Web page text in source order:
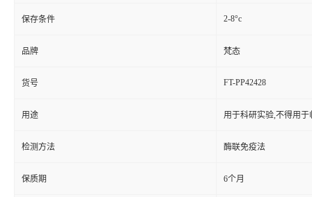
保存条件 2-8°c
品牌 梵态
货号 FT-PP42428
用途 用于科研实验,不得用于
检测方法 酶联免疫法
保质期 6个月